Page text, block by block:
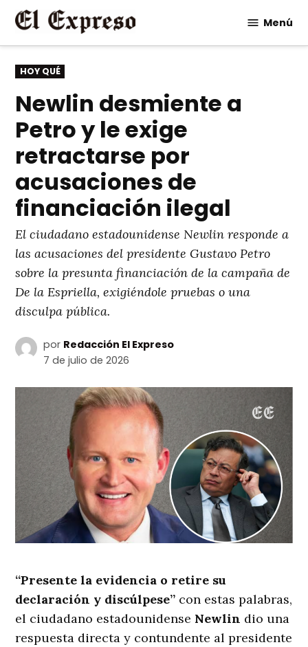
Saltar
contenido
Menú
PUBLICADO
EN
HOY QUÉ
Newlin desmiente a
Petro y le exige
retractarse por
acusaciones de
financiación ilegal
El ciudadano estadounidense Newlin responde a
las acusaciones del presidente Gustavo Petro
sobre la presunta financiación de la campaña de
De la Espriella, exigiéndole pruebas o una
disculpa pública.
por Redacción El Expreso
7 de julio de 2026
“Presente la evidencia o retire su
declaración y discúlpese” con estas palabras,
el ciudadano estadounidense Newlin dio una
respuesta directa y contundente al presidente